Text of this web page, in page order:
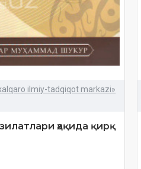
ilmiy-tadqiqot markazi»
ҳақида қирқ